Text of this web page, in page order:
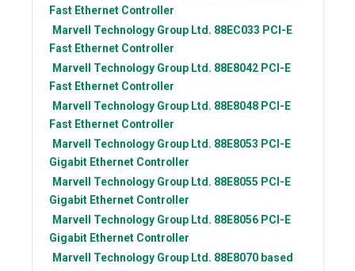
Fast Ethernet Controller
Marvell Technology Group Ltd. 88EC033 PCI-E
Fast Ethernet Controller
Marvell Technology Group Ltd. 88E8042 PCI-E
Fast Ethernet Controller
Marvell Technology Group Ltd. 88E8048 PCI-E
Fast Ethernet Controller
Marvell Technology Group Ltd. 88E8053 PCI-E
Gigabit Ethernet Controller
Marvell Technology Group Ltd. 88E8055 PCI-E
Gigabit Ethernet Controller
Marvell Technology Group Ltd. 88E8056 PCI-E
Gigabit Ethernet Controller
Marvell Technology Group Ltd. 88E8070 based